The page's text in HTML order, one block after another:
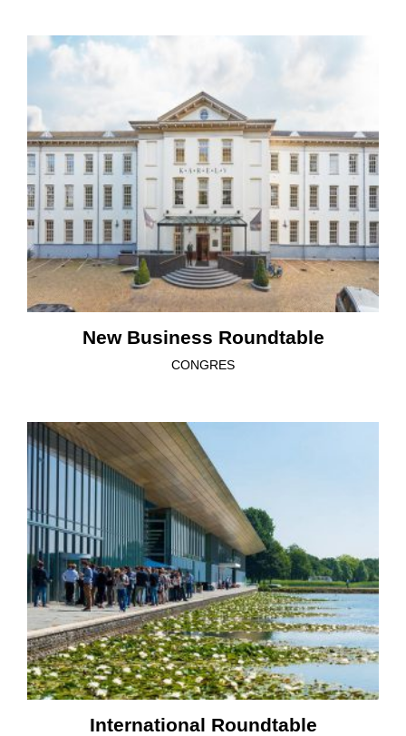
New Business Roundtable
CONGRES
International Roundtable